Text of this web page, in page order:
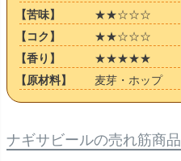
【苦味】
★★☆☆☆
【コク】
★★☆☆☆
【香り】
★★★★★
【原材料】
麦芽・ホップ
ナギサビールの売れ筋商品